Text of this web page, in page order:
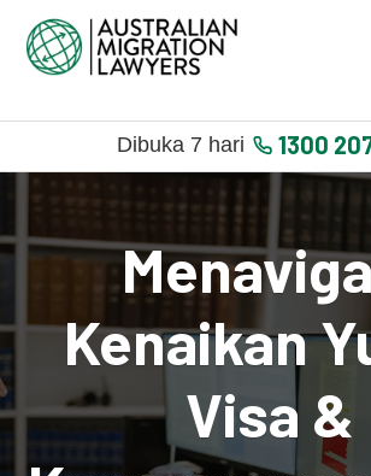
Dibuka 7 hari 1300
Kenaikan
Visa &